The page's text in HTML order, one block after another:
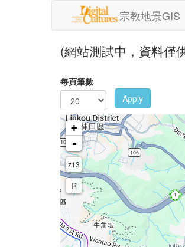
宗教地景GIS
(網站測試中，資料僅
每頁筆數
Apply
+
-
z13
R